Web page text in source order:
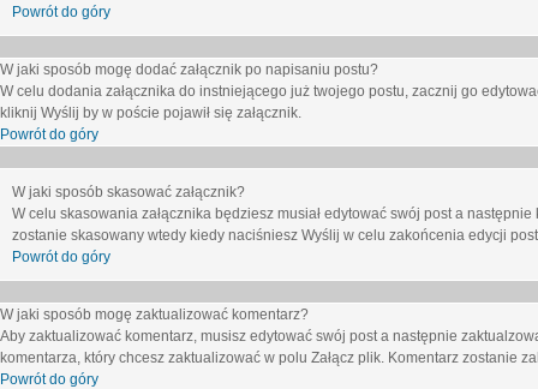
Powrót do góry
W jaki sposób mogę dodać załącznik po napisaniu postu?
W celu dodania załącznika do instniejącego już twojego postu, zacznij go
kliknij Wyślij by w poście pojawił się załącznik.
Powrót do góry
W jaki sposób skasować załącznik?
W celu skasowania załącznika będziesz musiał edytować swój post a
zostanie skasowany wtedy kiedy naciśniesz Wyślij w celu zakońcenia edycji
Powrót do góry
W jaki sposób mogę zaktualizować komentarz?
Aby zaktualizować komentarz, musisz edytować swój post a następnie
komentarza, który chcesz zaktualizować w polu Załącz plik. Komentarz zostanie
Powrót do góry